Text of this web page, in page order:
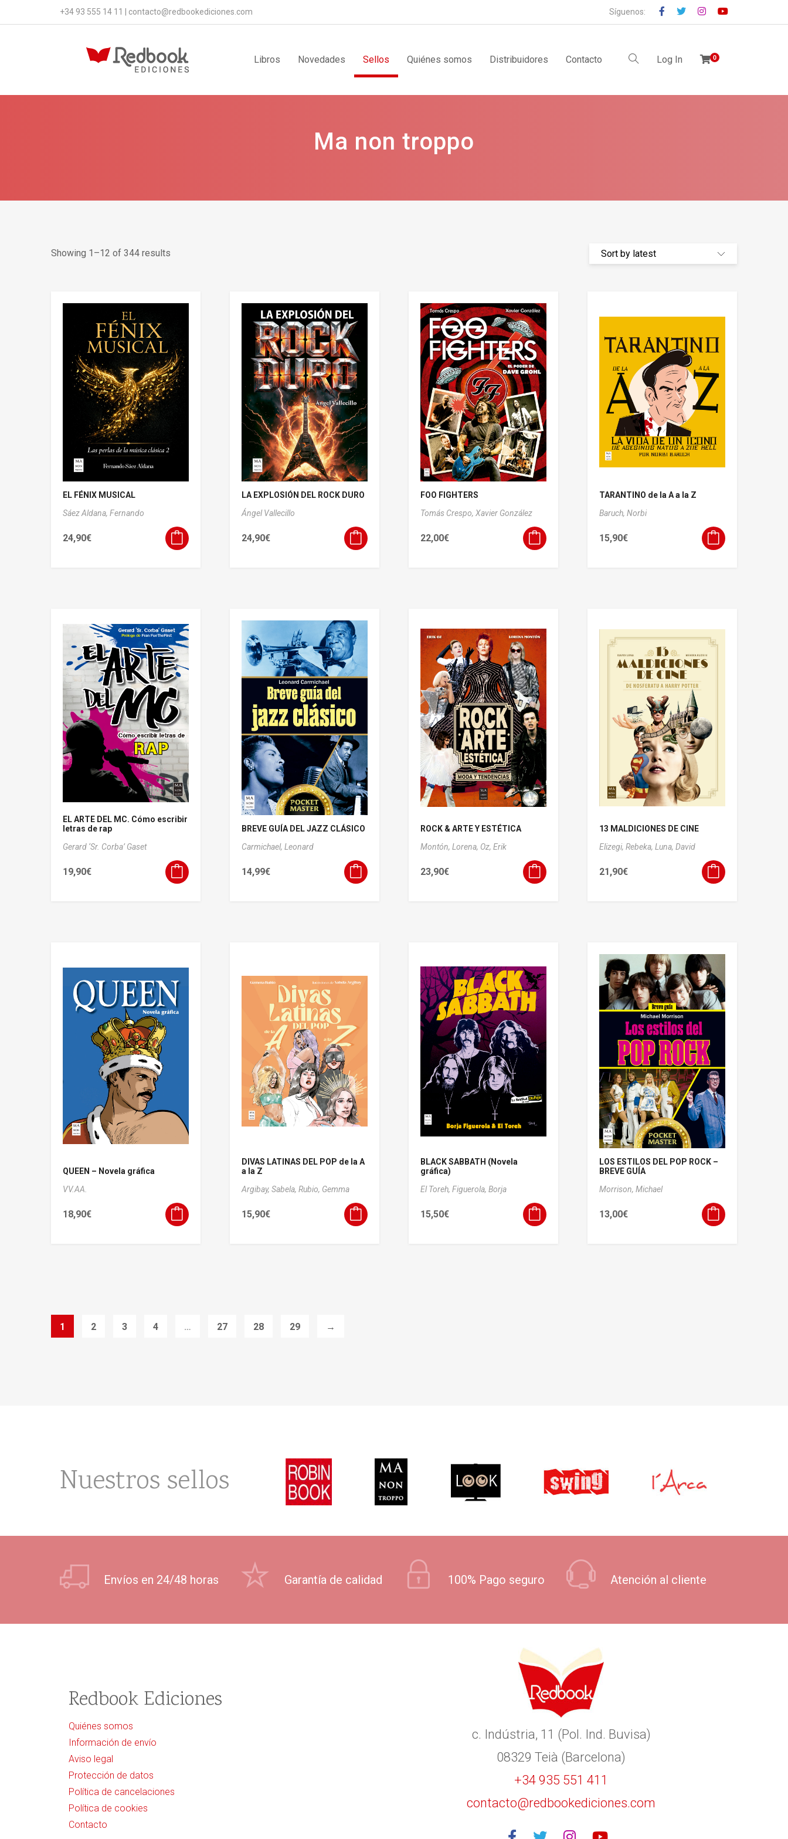
+34 93 555 14 11 contacto@redbookediciones.com Síguenos:
Libros Novedades Sellos Quiénes somos Distribuidores Contacto Log In 0
Ma non troppo
Showing 1–12 of 344 results
EL FÉNIX MUSICAL
Sáez Aldana, Fernando
24,90€
LA EXPLOSIÓN DEL ROCK DURO
Ángel Vallecillo
24,90€
FOO FIGHTERS
Tomás Crespo, Xavier González
22,00€
TARANTINO de la A a la Z
Baruch, Norbi
15,90€
EL ARTE DEL MC. Cómo escribir
letras de rap
Gerard ‘Sr. Corba’ Gaset
19,90€
BREVE GUÍA DEL JAZZ CLÁSICO
Carmichael, Leonard
14,99€
ROCK & ARTE Y ESTÉTICA
Montón, Lorena, Oz, Erik
23,90€
13 MALDICIONES DE CINE
Elizegi, Rebeka, Luna, David
21,90€
QUEEN – Novela gráfica
VV.AA.
18,90€
DIVAS LATINAS DEL POP de la A
a la Z
Argibay, Sabela, Rubio, Gemma
15,90€
BLACK SABBATH (Novela
gráfica)
El Toreh, Figuerola, Borja
15,50€
LOS ESTILOS DEL POP ROCK –
BREVE GUÍA
Morrison, Michael
13,00€
1 2 3 4 … 27 28 29 →
Nuestros sellos
Envíos en 24/48 horas Garantía de calidad 100% Pago seguro Atención al cliente
Redbook Ediciones
Quiénes somos
Información de envío
Aviso legal
Protección de datos
Política de cancelaciones
Política de cookies
Contacto
c. Indústria, 11 (Pol. Ind. Buvisa)
08329 Teià (Barcelona)
+34 935 551 411
contacto@redbookediciones.com